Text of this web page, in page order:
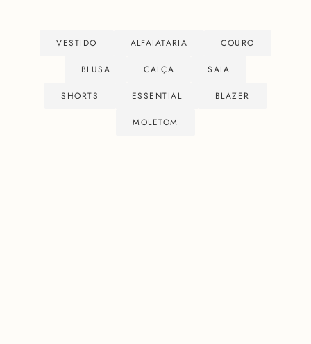
VESTIDO ALFAIATARIA COURO
BLUSA CALÇA SAIA
SHORTS ESSENTIAL BLAZER
MOLETOM